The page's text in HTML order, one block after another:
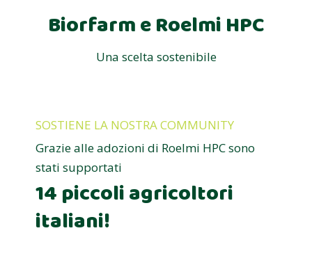
Biorfarm e Roelmi HPC
Una scelta sostenibile
SOSTIENE LA NOSTRA COMMUNITY
Grazie alle adozioni di Roelmi HPC sono
stati supportati
14 piccoli agricoltori
italiani!